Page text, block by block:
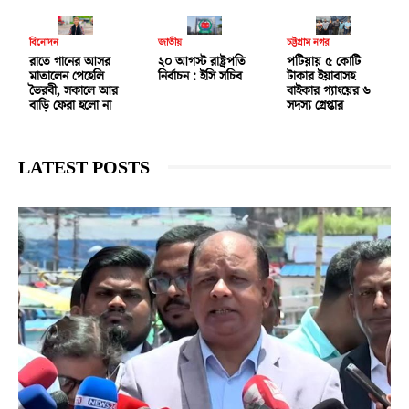
বিনোদন
রাতে গানের আসর
মাতালেন পেহেলি
ভৈরবী, সকালে আর
বাড়ি ফেরা হলো না
জাতীয়
২০ আগস্ট রাষ্ট্রপতি
নির্বাচন : ইসি সচিব
চট্টগ্রাম নগর
পটিয়ায় ৫ কোটি
টাকার ইয়াবাসহ
বাইকার গ্যাংয়ের ৬
সদস্য গ্রেপ্তার
LATEST POSTS